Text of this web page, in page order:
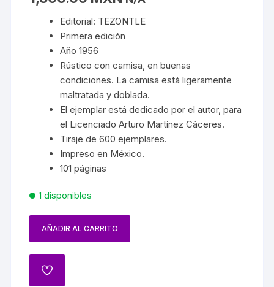
Editorial: TEZONTLE
Primera edición
Año 1956
Rústico con camisa, en buenas
condiciones. La camisa está ligeramente
maltratada y doblada.
El ejemplar está dedicado por el autor, para
el Licenciado Arturo Martínez Cáceres.
Tiraje de 600 ejemplares.
Impreso en México.
101 páginas
1 disponibles
AÑADIR AL CARRITO